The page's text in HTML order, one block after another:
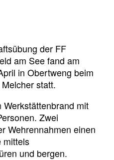
der FF
am See fand am
in Obertweng beim
statt.
mit
Zwei
Wehrennahmen einen
mittels
und bergen.